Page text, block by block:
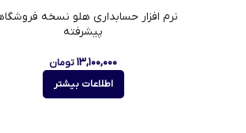
نرم افزار حسابداری هلو نسخه
پیشرفته
۱۳,۱۰۰,۰۰۰تومان
اطلاعات بیشتر